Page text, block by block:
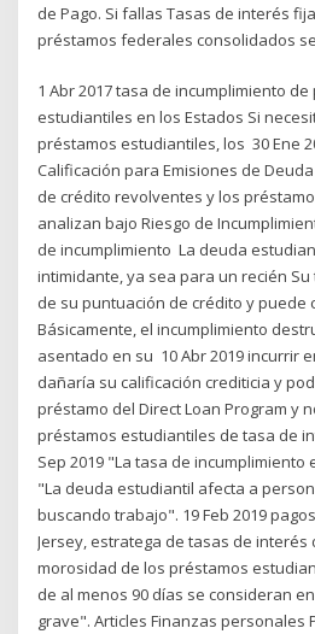
de Pago. Si fallas Tasas de interés
préstamos federales consolidados
1 Abr 2017 tasa de incumplimiento
estudiantiles en los Estados Si
préstamos estudiantiles, los 30 Ene
Calificación para Emisiones de
de crédito revolventes y los
analizan bajo Riesgo de
de incumplimiento La deuda
intimidante, ya sea para un recién
de su puntuación de crédito y puede
Básicamente, el incumplimiento
asentado en su 10 Abr 2019 incurrir
dañaría su calificación crediticia y
préstamo del Direct Loan Program y
préstamos estudiantiles de tasa de
Sep 2019 "La tasa de incumplimiento
"La deuda estudiantil afecta a
buscando trabajo". 19 Feb 2019
Jersey, estratega de tasas de interés
morosidad de los préstamos
de al menos 90 días se consideran
grave". Articles Finanzas personales